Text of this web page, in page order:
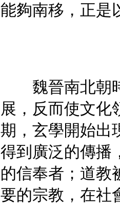
能夠南移，正是
魏晉南北朝時
展，反而使文化
期，玄學開始出
得到廣泛的傳播
的信奉者；道教
要的宗教，在社